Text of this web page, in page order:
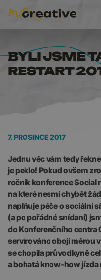
BYLI
BYLI JSME
RESTART
7. PROSINCE 2017
Jednu věc vám tedy
je peklo! Pokud ovšem
ročník konference Social
na které nesmí chybět
naplňuje péče o sociální
(a po pořádné snídani)
do Konferenčního centra
servírováno obojí měrou
se chopila průvodkyně
a bohatá know-how jízda